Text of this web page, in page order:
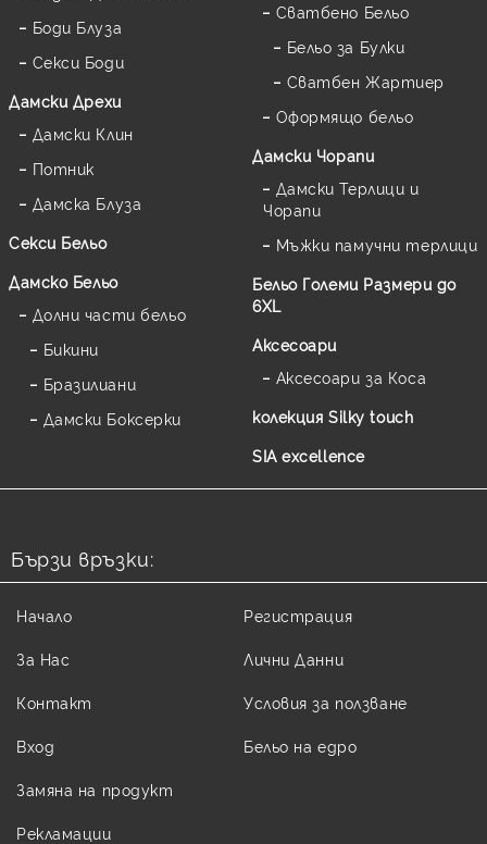
Боди Блуза
Секси Боди
Дамски Дрехи
Дамски Клин
Потник
Дамска Блуза
Секси Бельо
Дамско Бельо
Долни части бельо
Бикини
Бразилиани
Дамски Боксерки
Сватбено Бельо
Бельо за Булки
Сватбен Жартиер
Оформящо бельо
Дамски Чорапи
Дамски Терлици и
Чорапи
Мъжки памучни терлици
Бельо Големи Размери до
6XL
Аксесоари
Аксесоари за Коса
колекция Silky touch
SIA excellence
Бързи връзки:
Начало
За Нас
Контакт
Вход
Регистрация
Лични Данни
Условия за ползване
Бельо на едро
Замяна на продукт
Рекламации